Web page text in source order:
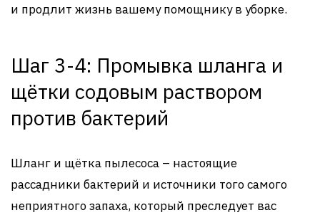
и продлит жизнь вашему помощнику в уборке.
Шаг 3-4: Промывка шланга и
щётки содовым раствором
против бактерий
Шланг и щётка пылесоса – настоящие
рассадники бактерий и источники того самого
неприятного запаха, который преследует вас